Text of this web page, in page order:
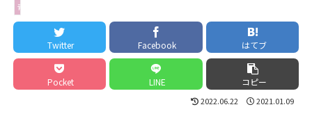
青帯になるために
Twitter Facebook はてブ
Pocket LINE コピー
2022.06.22 2021.01.09